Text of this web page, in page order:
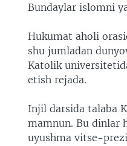
Bundaylar islomni
Hukumat aholi
shu jumladan
Katolik
etish rejada.
Injil darsida talaba
mamnun. Bu dinlar
uyushma vitse-